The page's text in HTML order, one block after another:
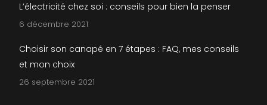
L’électricité chez soi : conseils pour bien la penser
6 décembre 2021
Choisir son canapé en 7 étapes : FAQ, mes conseils
et mon choix
26 septembre 2021